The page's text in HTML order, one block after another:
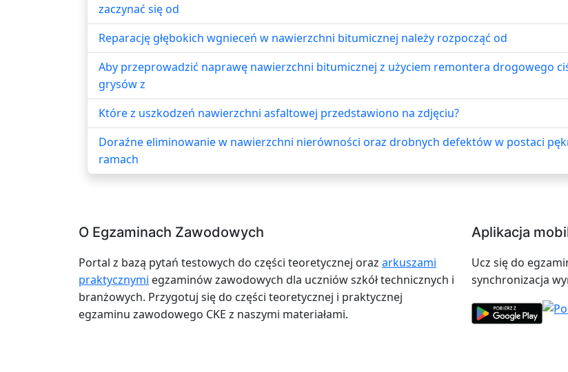
zaczynać się od
Reparację głębokich wgnieceń w nawierzchni bitumicznej należy rozpocząć od
Aby przeprowadzić naprawę nawierzchni bitumicznej z użyciem remontera drogowego
grysów z
Które z uszkodzeń nawierzchni asfaltowej przedstawiono na zdjęciu?
Doraźne eliminowanie w nawierzchni nierówności oraz drobnych defektów w postaci
ramach
O Egzaminach Zawodowych
Portal z bazą pytań testowych do części teoretycznej oraz arkuszami
praktycznymi egzaminów zawodowych dla uczniów szkół technicznych i
branżowych. Przygotuj się do części teoretycznej i praktycznej
egzaminu zawodowego CKE z naszymi materiałami.
Aplikacja
Ucz się do
synchronizacja